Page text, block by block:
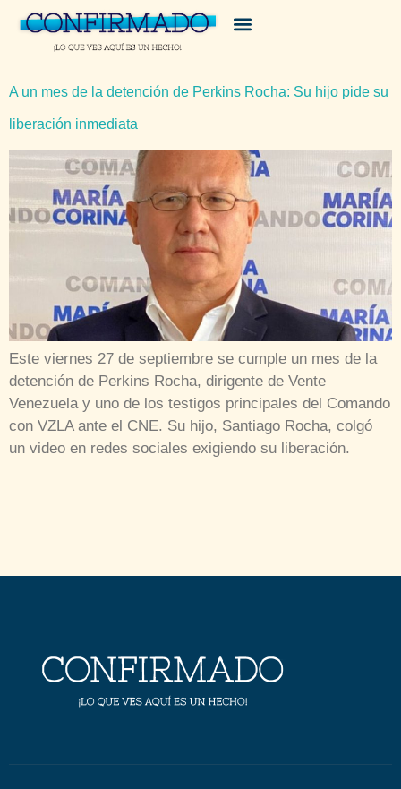
A un mes de la detención de Perkins Rocha: Su hijo pide su
liberación inmediata
Este viernes 27 de septiembre se cumple un mes de la
detención de Perkins Rocha, dirigente de Vente
Venezuela y uno de los testigos principales del Comando
con VZLA ante el CNE. Su hijo, Santiago Rocha, colgó
un video en redes sociales exigiendo su liberación.